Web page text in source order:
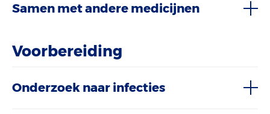
Samen met andere medicijnen
Voorbereiding
Onderzoek naar infecties